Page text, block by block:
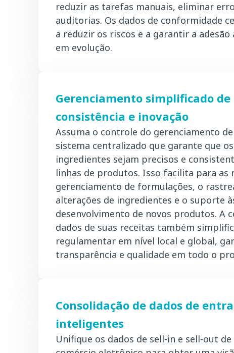
reduzir as tarefas manuais, eliminar
auditorias. Os dados de conformidade
a reduzir os riscos e a garantir a
em evolução.
Gerenciamento simplificado
consistência e inovação
Assuma o controle do gerenciamento
sistema centralizado que garante que
ingredientes sejam precisos e
linhas de produtos. Isso facilita para as
gerenciamento de formulações, o
alterações de ingredientes e o suporte
desenvolvimento de novos produtos. A
dados de suas receitas também
regulamentar em nível local e global,
transparência e qualidade em todo o
Consolidação de dados de
inteligentes
Unifique os dados de sell-in e sell-out